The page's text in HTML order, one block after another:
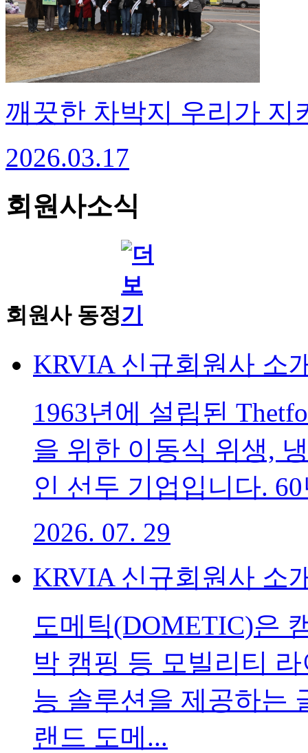
깨끗한 차박지 우리가 지
2026.03.17
회원사소식
회원사 동정
KRVIA 신규회원사 소
1963년에 설립된
을 위한 이동식 위생,
인 선두 기업입니다.
2026. 07. 29
KRVIA 신규회원사 소
도메틱(DOMETIC)은
박 캠핑 등 모빌리티
능 솔루션을 제공하는
랜드 도메...